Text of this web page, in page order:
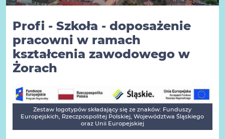
Profi - Szkoła - doposażenie
pracowni w ramach
kształcenia zawodowego w
Żorach
Zestaw logotypów składający się ze znaków: Funduszy
Europejskich, Rzeczpospolitej Polskiej, Województwa Śląskiego
oraz Unii Europejskiej